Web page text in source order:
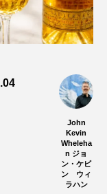
John
Kevin
Wheleha
n ジョ
ン・ケビ
ン ウィ
ラハン